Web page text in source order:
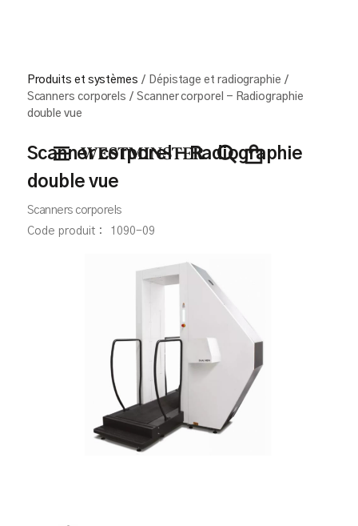
Produits et systèmes / Dépistage et radiographie /
Scanners corporels / Scanner corporel - Radiographie
double vue
Scanner corporel - Radiographie
double vue
Scanners corporels
Code produit :
1090-09